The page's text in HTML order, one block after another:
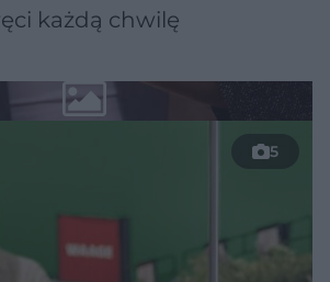
każdą chwilę
5